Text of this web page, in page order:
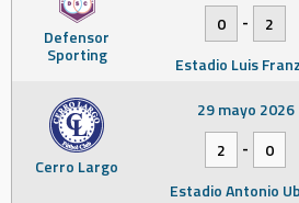
Defensor
Sporting
0 -
2
Estadio Luis
Cerro Largo
29 mayo 2026
2
-
0
Estadio Antonio